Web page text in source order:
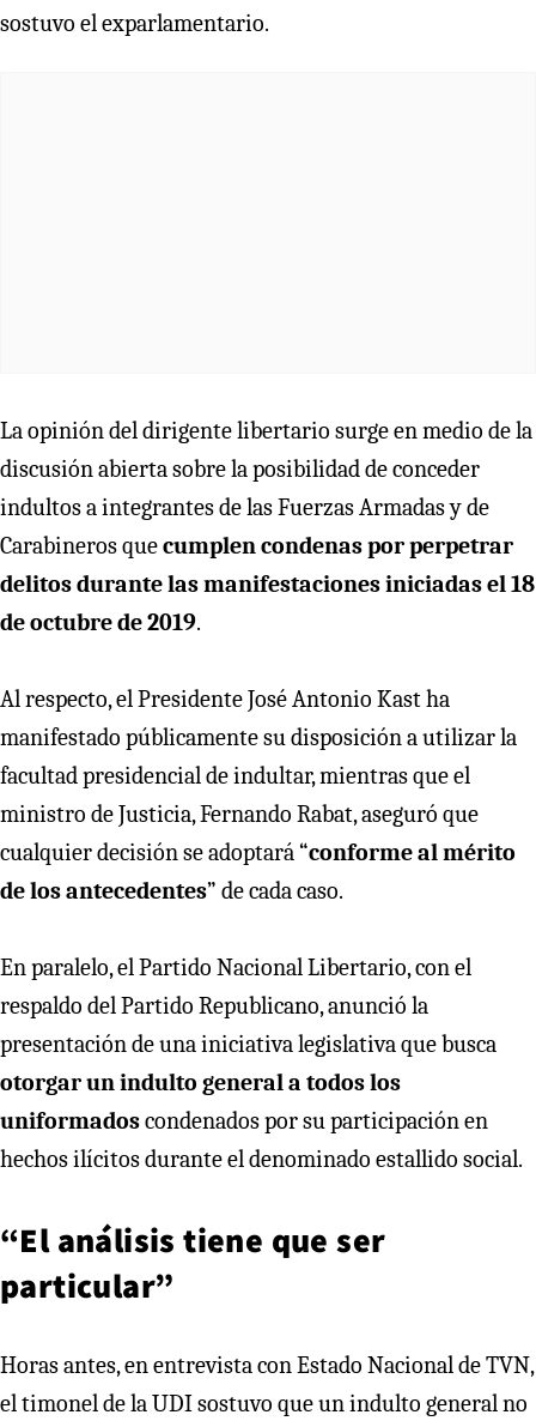
sostuvo el exparlamentario.
La opinión del dirigente libertario surge en medio de la
discusión abierta sobre la posibilidad de conceder
indultos a integrantes de las Fuerzas Armadas y de
Carabineros quecumplen condenas por perpetrar
delitos durante las manifestaciones iniciadas el 18
de octubre de 2019.
Al respecto, el Presidente José Antonio Kast ha
manifestado públicamente su disposición a utilizar la
facultad presidencial de indultar, mientras que el
ministro de Justicia, Fernando Rabat, aseguró que
cualquier decisión se adoptará “conforme al mérito
de los antecedentes” de cada caso.
En paralelo, el Partido Nacional Libertario, con el
respaldo del Partido Republicano, anunció la
presentación de una iniciativa legislativa que busca
otorgar un indulto general a todos los
uniformadoscondenados por su participación en
hechos ilícitos durante el denominado estallido social.
“El análisis tiene que ser
particular”
Horas antes, en entrevista con Estado Nacional de TVN,
el timonel de la UDI sostuvo que un indulto general no